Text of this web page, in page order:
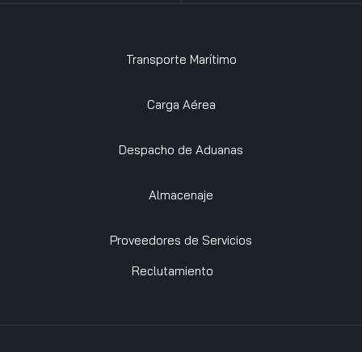
Transporte Marítimo
Carga Aérea
Despacho de Aduanas
Almacenaje
Proveedores de Servicios
Reclutamiento